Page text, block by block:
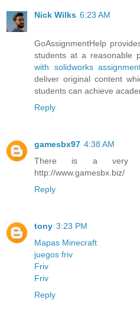
Nick Wilks 6:23 AM
GoAssignmentHelp
students at a reasonable
with solidworks
deliver original content
students can achieve
Reply
gamesbx97 4:38 AM
There is a very
http://www.gamesbx.biz/
Reply
tony 3:23 PM
Mapas Minecraft
juegos friv
Friv
Friv
Reply